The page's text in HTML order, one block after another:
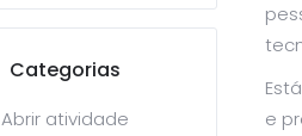
Categorias
Abrir atividade
e